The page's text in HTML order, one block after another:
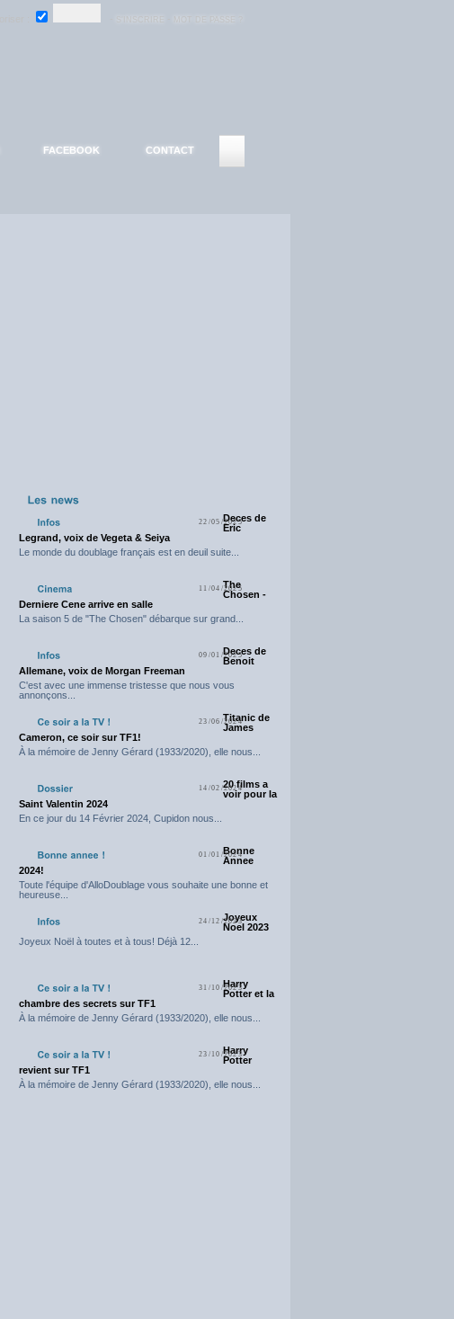
FACEBOOK CONTACT
22/05/2025Deces de
Eric
Legrand, voix de Vegeta & Seiya
Le monde du doublage français est en deuil suite...
11/04/2025
The
Chosen -
Derniere Cene arrive en salle
La saison 5 de "The Chosen" débarque sur grand...
09/01/2025Deces de
Benoit
Allemane, voix de Morgan Freeman
C'est avec une immense tristesse que nous vous
annonçons...
23/06/2024Titanic de
James
Cameron, ce soir sur TF1!
À la mémoire de Jenny Gérard (1933/2020), elle nous...
14/02/202420 films a
voir pour la
Saint Valentin 2024
En ce jour du 14 Février 2024, Cupidon nous...
01/01/2024
Bonne
Annee
2024!
Toute l'équipe d'AlloDoublage vous souhaite une bonne et
heureuse...
24/12/2023
Joyeux
Noel 2023
Joyeux Noël à toutes et à tous! Déjà 12...
31/10/2023
Harry
Potter et la
chambre des secrets sur TF1
À la mémoire de Jenny Gérard (1933/2020), elle nous...
23/10/2023
Harry
Potter
revient sur TF1
À la mémoire de Jenny Gérard (1933/2020), elle nous...